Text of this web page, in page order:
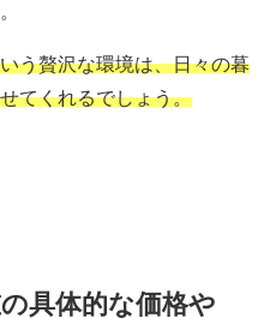
う贅沢な環境は、日々の暮
てくれるでしょう。
具体的な価格や